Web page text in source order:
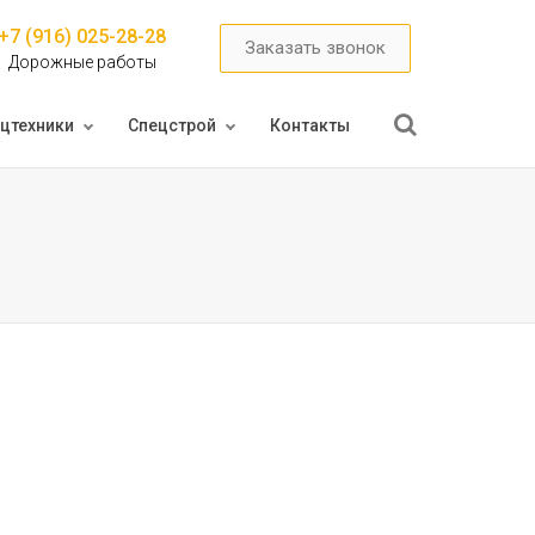
(916) 025-28-28
Дорожные работы
Заказать звонок
Спецстрой Контакты